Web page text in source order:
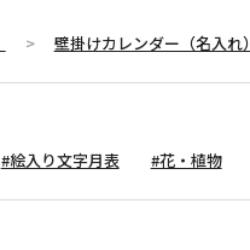
壁掛けカレンダー（名入れ）
#絵入り文字月表 #花・植物